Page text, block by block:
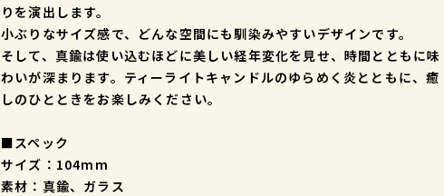
りを演出します。
小ぶりなサイズ感で、どんな空間にも馴染みやすいデザインです。
そして、真鍮は使い込むほどに美しい経年変化を見せ、時間とともに味
わいが深まります。ティーライトキャンドルのゆらめく炎とともに、癒
しのひとときをお楽しみください。
■スペック
サイズ：104mm
素材：真鍮、ガラス